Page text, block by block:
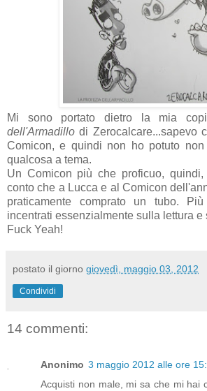
Mi sono portato dietro la mia
dell'Armadillo di Zerocalcare...sapevo
Comicon, e quindi non ho potuto
qualcosa a tema.
Un Comicon più che proficuo, quindi,
conto che a Lucca e al Comicon
praticamente comprato un tubo.
incentrati essenzialmente sulla lettura e
Fuck Yeah!
postato il giorno giovedì, maggio 03, 2012
Condividi
14 commenti:
Anonimo 3 maggio 2012 alle ore
Acquisti non male, mi sa che mi hai